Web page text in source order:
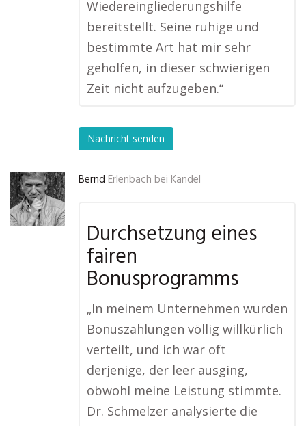
Wiedereingliederungshilfe
bereitstellt. Seine ruhige und
bestimmte Art hat mir sehr
geholfen, in dieser schwierigen
Zeit nicht aufzugeben.“
Nachricht senden
Bernd Erlenbach bei Kandel
Durchsetzung eines
fairen
Bonusprogramms
„In meinem Unternehmen wurden
Bonuszahlungen völlig willkürlich
verteilt, und ich war oft
derjenige, der leer ausging,
obwohl meine Leistung stimmte.
Dr. Schmelzer analysierte die